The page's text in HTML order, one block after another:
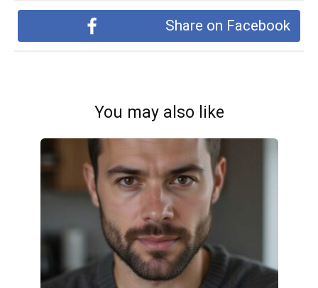
Share on Facebook
You may also like